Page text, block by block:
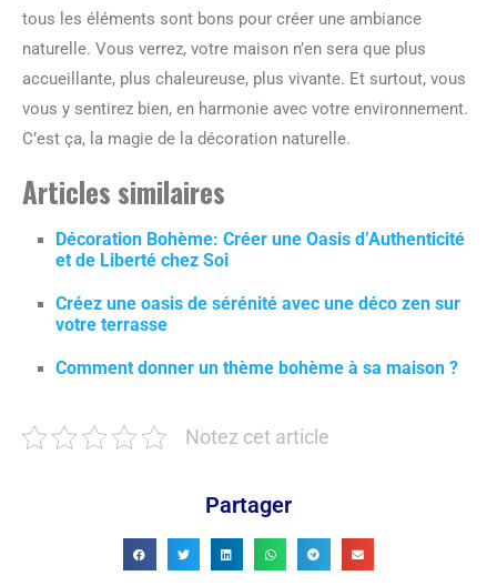
tous les éléments sont bons pour créer une ambiance
naturelle. Vous verrez, votre maison n’en sera que plus
accueillante, plus chaleureuse, plus vivante. Et surtout, vous
vous y sentirez bien, en harmonie avec votre environnement.
C’est ça, la magie de la décoration naturelle.
Articles similaires
Décoration Bohème: Créer une Oasis d’Authenticité
et de Liberté chez Soi
Créez une oasis de sérénité avec une déco zen sur
votre terrasse
Comment donner un thème bohème à sa maison ?
Notez cet article
Partager